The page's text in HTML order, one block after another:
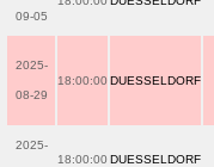
09-05
2025-
08-29
18:00:00 DUESSELDORF
2025-
18:00:00 DUESSELDORF